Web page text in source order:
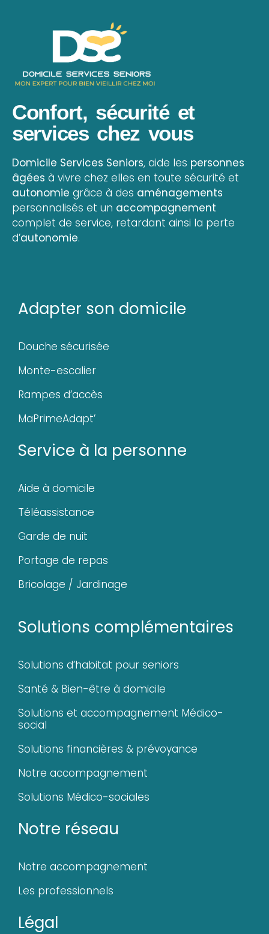
Confort, sécurité et
services chez vous
Domicile Services Seniors, aide les personnes
âgées à vivre chez elles en toute sécurité et
autonomie grâce à des aménagements
personnalisés et un accompagnement
complet de service, retardant ainsi la perte
d’autonomie.
Adapter son domicile
Douche sécurisée
Monte-escalier
Rampes d’accès
MaPrimeAdapt’
Service à la personne
Aide à domicile
Téléassistance
Garde de nuit
Portage de repas
Bricolage / Jardinage
Solutions complémentaires
Solutions d’habitat pour seniors
Santé & Bien-être à domicile
Solutions et accompagnement Médico-
social
Solutions financières & prévoyance
Notre accompagnement
Solutions Médico-sociales
Notre réseau
Notre accompagnement
Les professionnels
Légal